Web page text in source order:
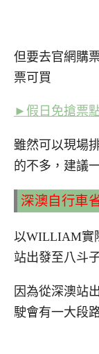
但要去官網購
票可買
►假日免搶票
雖然可以現場
的不多，建議
深澳自行車
以WILLIAM實
站出發至八斗
因為從深澳站
駛會有一大段